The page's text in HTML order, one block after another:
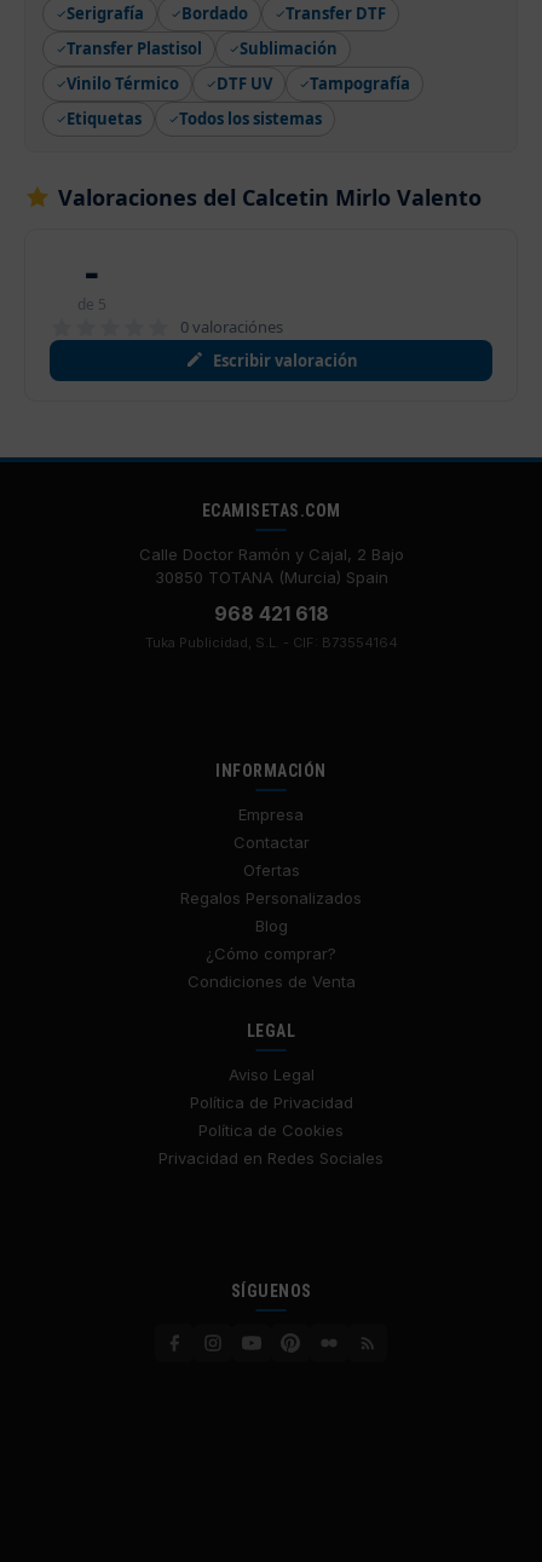
Serigrafía Bordado
Transfer DTF
Transfer Plastisol
Sublimación
Vinilo Térmico
DTF UV
Tampografía
Etiquetas
Todos los sistemas
Valoraciones del Calcetin Mirlo Valento
-
de 5
0 valoraciónes
Escribir valoración
ECAMISETAS.COM
Calle Doctor Ramón y Cajal, 2 Bajo
30850 TOTANA (Murcia) Spain
968 421 618
Tuka Publicidad, S.L. - CIF: B73554164
INFORMACIÓN
Empresa
Contactar
Ofertas
Regalos Personalizados
Blog
¿Cómo comprar?
Condiciones de Venta
LEGAL
Aviso Legal
Política de Privacidad
Política de Cookies
Privacidad en Redes Sociales
SÍGUENOS